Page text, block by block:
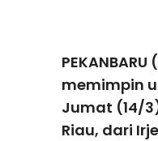
memimpin
Jumat (14/
Riau, dari